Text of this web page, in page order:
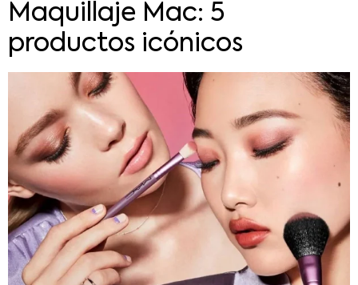
Maquillaje Mac: 5
productos icónicos